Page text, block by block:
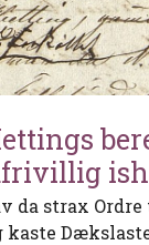
da strax
kaste